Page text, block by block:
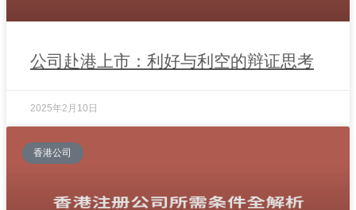
公司赴港上市：利好与利空的辩证思考
2025年2月10日
香港公司